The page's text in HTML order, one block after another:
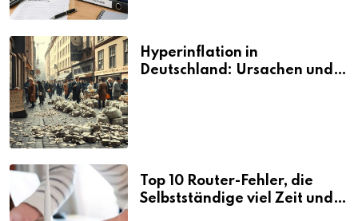
Hyperinflation in
Deutschland: Ursachen und
Top 10 Router-Fehler, die
Selbstständige viel Zeit und